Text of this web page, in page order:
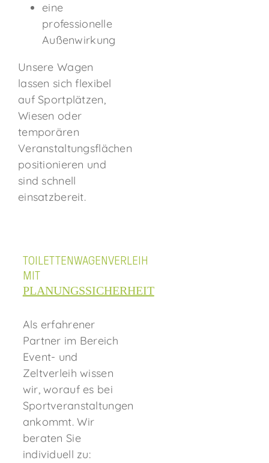
eine
professionelle
Außenwirkung
Unsere Wagen
lassen sich flexibel
auf Sportplätzen,
Wiesen oder
temporären
Veranstaltungsflächen
positionieren und
sind schnell
einsatzbereit.
TOILETTENWAGENVERLEIH
MIT
PLANUNGSSICHERHEIT
Als erfahrener
Partner im Bereich
Event- und
Zeltverleih wissen
wir, worauf es bei
Sportveranstaltungen
ankommt. Wir
beraten Sie
individuell zu: